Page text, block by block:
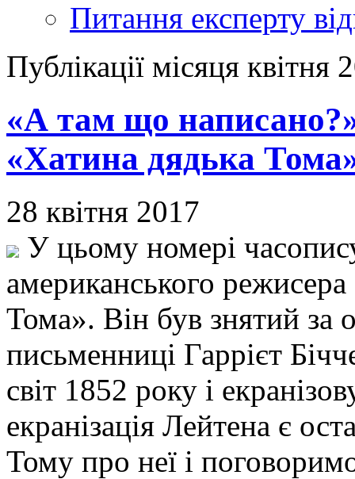
Питання експерту
Публікації місяця квітня
«А там що
«Хатина дядька
28 квітня 2017
У цьому номері
американського
Тома». Він був знятий
письменниці Гаррієт
світ 1852 року і
екранізація Лейтена є
Тому про неї і